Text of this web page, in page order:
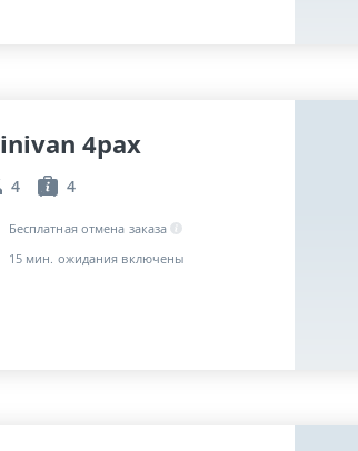
4pax
4 4
Бесплатная отмена заказа
15 мин. ожидания включены